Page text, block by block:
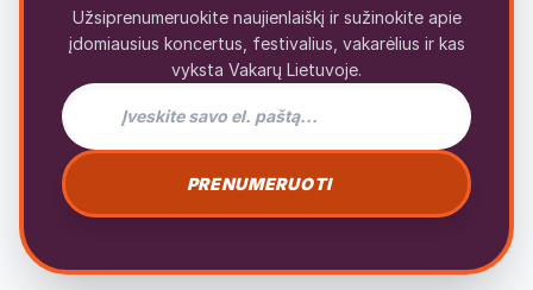
Užsiprenumeruokite naujienlaiškį ir sužinokite apie
įdomiausius koncertus, festivalius, vakarėlius ir kas
vyksta Vakarų Lietuvoje.
El. pašto adresas naujienlaiškiui
PRENUMERUOTI